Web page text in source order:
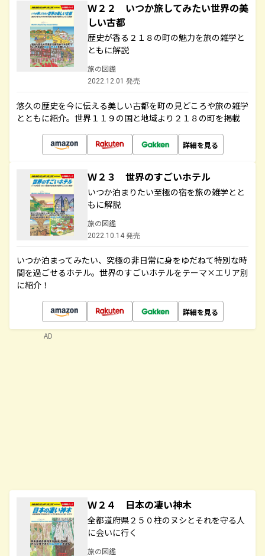
Ｗ２２ いつか旅してみたい世界の美
しい古都
歴史が香る２１８の町の魅力を旅の雑学と
ともに解説
旅の図鑑
2022.12.01 発売
悠久の歴史を今に伝える美しい古都を町の見どころや旅の雑学
とともに紹介。世界１１９の国と地域より２１８の町を掲載
詳細を見る
Ｗ２３ 世界のすごいホテル
いつか泊まりたい至極の宿を旅の雑学とと
もに解説
旅の図鑑
2022.10.14 発売
いつか泊まってみたい、究極の非日常に身をゆだねて特別な時
間を過ごせるホテル。世界のすごいホテルをテーマ×エリア別
に紹介！
詳細を見る
Ｗ２４ 日本の凄い神木
全都道府県２５０柱のヌシとそれを守る人
に会いに行く
旅の図鑑
AD